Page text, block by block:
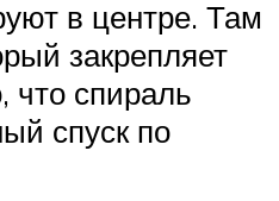
в центре. Там
закрепляет
что спираль
спуск по